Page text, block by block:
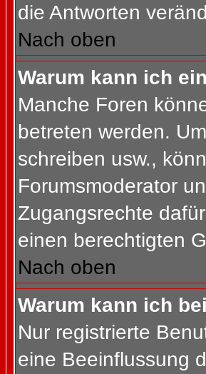
die Antworten
Nach oben
Warum kann ich
Manche Foren
betreten werden.
schreiben usw.,
Forumsmoderator
Zugangsrechte
einen berechtigten
Nach oben
Warum kann ich
Nur registrierte
eine Beeinflussung